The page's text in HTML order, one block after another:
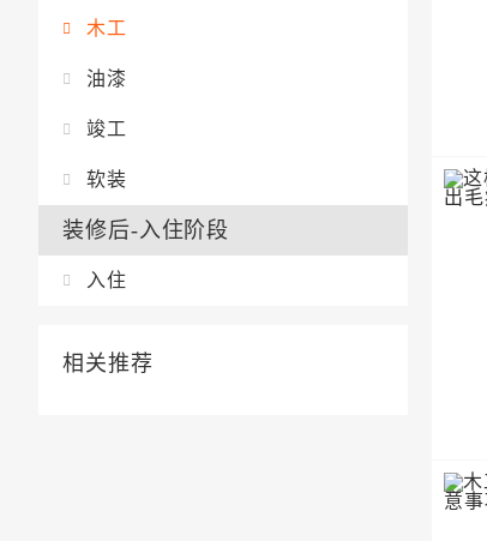
木工
油漆
竣工
软装
装修后-入住阶段
入住
相关推荐